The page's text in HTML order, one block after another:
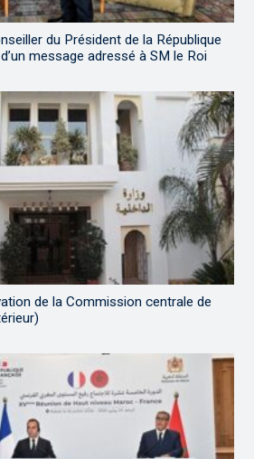
du Président de la République
message adressé à SM le Roi
de la Commission centrale de